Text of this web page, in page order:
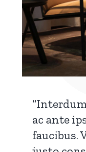
ac ante
faucibus.